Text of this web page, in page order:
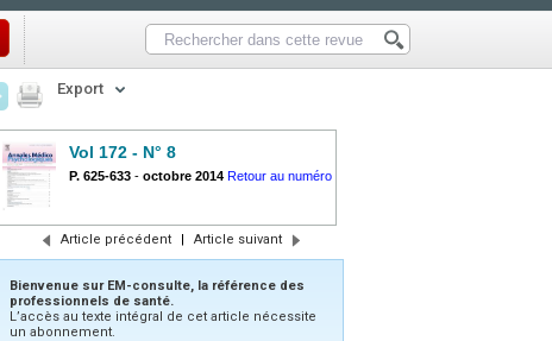
Export
Vol 172 - N° 8
P. 625-633 - octobre 2014 Retour au numéro
Article précédent | Article suivant
Bienvenue sur EM-consulte, la référence des
professionnels de santé.
L’accès au texte intégral de cet article nécessite
un abonnement.